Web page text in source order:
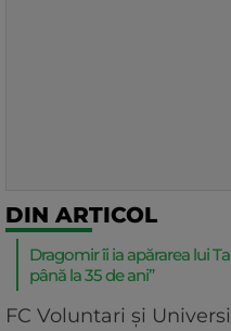
DIN ARTICOL
Dragomir îi ia apărarea lui
până la 35 de ani”
FC Voluntari și